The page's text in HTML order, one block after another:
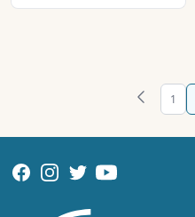
1